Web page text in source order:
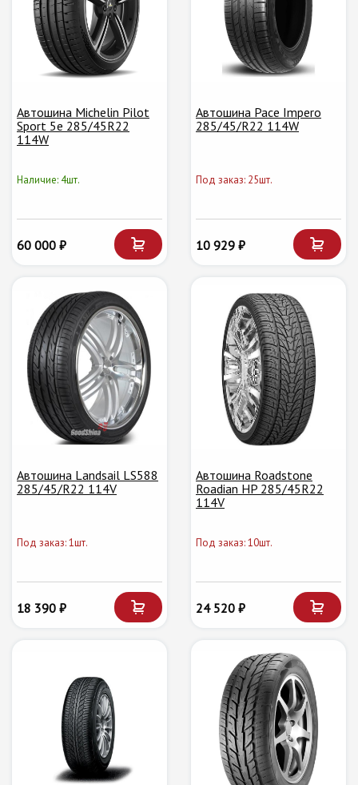
Автошина Michelin Pilot
Sport 5e 285/45R22
114W
Наличие: 4шт.
60 000 ₽
Автошина Pace Impero
285/45/R22 114W
Под заказ: 25шт.
10 929 ₽
Автошина Landsail LS588
285/45/R22 114V
Под заказ: 1шт.
18 390 ₽
Автошина Roadstone
Roadian HP 285/45R22
114V
Под заказ: 10шт.
24 520 ₽